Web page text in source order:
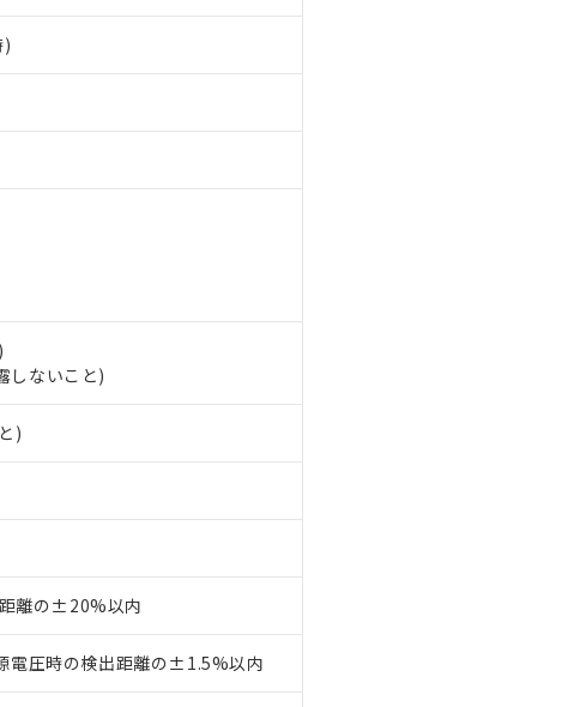
しないこと)
)
離の±20%以内
電圧時の検出距離の±1.5%以内
同意のうえご利用ください。
の中には、本サービスの対象外となる商品もあることをご了承くださ
照会結果は、記載している更新日時点での社内データに基づき作成され
での実際の在庫および標準価格とは異なる場合があることをご了承く
準価格はお客様のお取引先、またはお客様担当のオムロン制御機器販売
い。
果を当社の事前の承諾なく第三者に漏洩または開示しないようお願い
ト作成サービス）をご利用いただくには、I-Webメンバーズにご登録
で当社にご登録された部品リストについて、当社および当社の共同利
、"個人情報の共同利用に関して"
10物質）の非含有に対応した製品が提供可能な商品です。
質）の非含有に対応した製品に切り替える予定のある商品です。
（10物質）の非含有に非対応の商品で、対応品を出す予定はありません
部品としていたものが、含有品と判明した場合などやむを得ず変更す
別名：DOP) 1000ppm以下、フタル酸ブチルベンジル（BBP） 1000ppm以下、フタル酸
イソブチル (DIBP) 1000ppm以下
御機器に対する適用除外項目は除く。
閾値を超える意図的な使用がないことを確認しています。
より、予定月が前後することがあります。
ード
ードすることができます。
国RoHSの基準値以下であることを示します。
国RoHSの基準値を超えていることを示します。
、 Cd(カドミウム) : 100ppm、
ポリ臭化ビフェニル類) : 1000ppm、 PBDEs(ポリ臭化ジフェニルエーテル類) : 1000ppm、
DIBP(フタル酸ジイソブチル) : 1000ppm、 BBP(フタル酸ブチルベンジル) : 1000ppm、
)) : 1000ppm
いて有害物質が外部に漏えいし、環境に深刻な影響を及ぼさない年数
部門へお問い合わせください。
ります。
る場合は、完全に破砕するなど、違法に輸出されないよう必要な手段を
、ミサイル、化学兵器、生物兵器またはその他武器並びにこれらの製
ん。
者に販売する場合は、上記1、2および3の内容を当該第三者に通知しま
り
在庫あり
状況については、お客様のお取引先、またはお客様担当のオムロン制御